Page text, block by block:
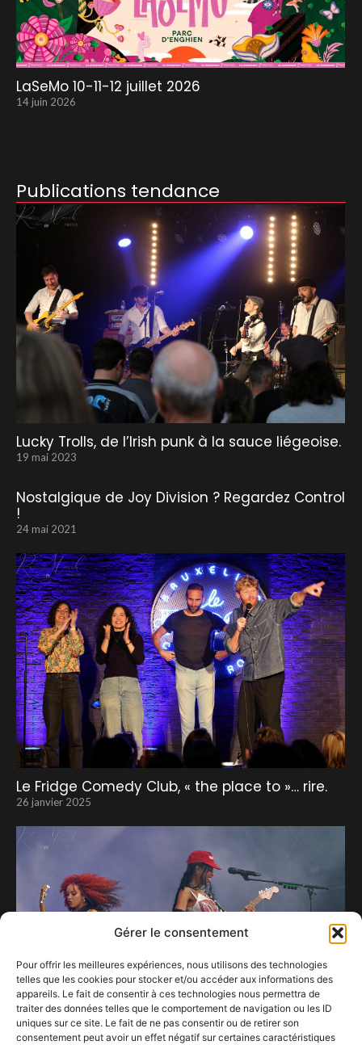
Gérer le consentement
Pour offrir les meilleures expériences, nous utilisons des technologies
telles que les cookies pour stocker et/ou accéder aux informations des
appareils. Le fait de consentir à ces technologies nous permettra de
traiter des données telles que le comportement de navigation ou les ID
uniques sur ce site. Le fait de ne pas consentir ou de retirer son
consentement peut avoir un effet négatif sur certaines caractéristiques
LaSeMo 10-11-12 juillet 2026
14 juin 2026
Publications tendance
Lucky Trolls, de l’Irish punk à la sauce liégeoise.
19 mai 2023
Nostalgique de Joy Division ? Regardez Control
!
24 mai 2021
Le Fridge Comedy Club, « the place to »… rire.
26 janvier 2025